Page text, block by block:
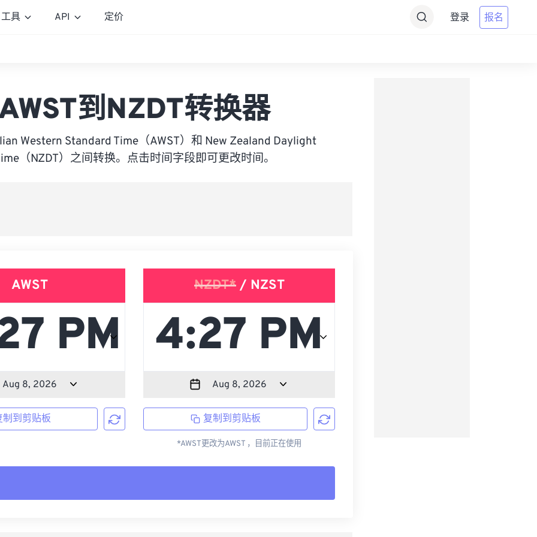
工具 API 定价 登录 报名
到NZDT转换器
Western Standard Time（AWST）和 New Zealand Daylight
（NZDT）之间转换。点击时间字段即可更改时间。
AWST
制到剪贴板
NZDT*/ NZST
复制到剪贴板
*AWST更改为AWST ，目前正在使用